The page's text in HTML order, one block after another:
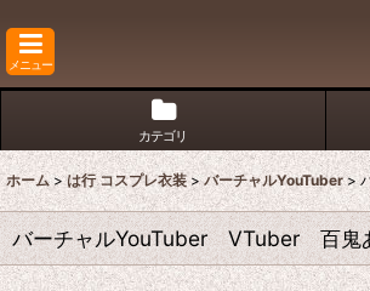
メニュー
カテゴリ
ホーム > は行 コスプレ衣装 > バーチャルYouTuber >
バーチャルYouTuber VTuber 百